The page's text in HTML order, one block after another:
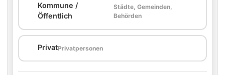
Kommune /
Öffentlich
Städte, Gemeinden,
Behörden
PrivatPrivatpersonen